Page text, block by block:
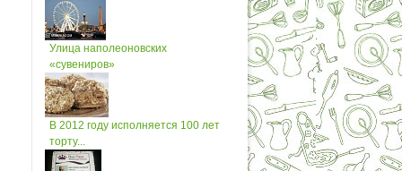
Улица наполеоновских
«сувениров»
В 2012 году исполняется 100 лет
торту...